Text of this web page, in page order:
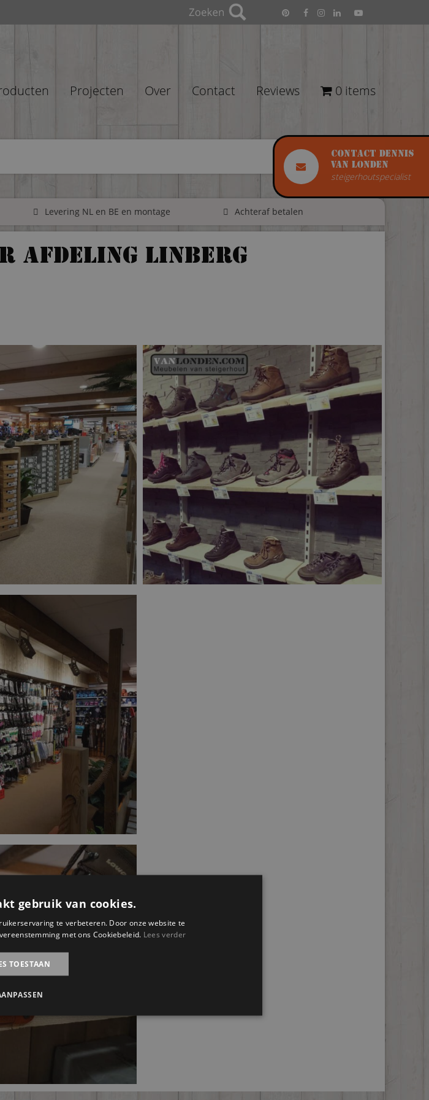
Contact Dennis
van Londen
steigerhoutspecialist
Projecten Over Contact Reviews 0 items
Levering NL en BE en montage Achteraf betalen
afdeling Linberg
gebruik van cookies.
te verbeteren. Door onze website te
met ons Cookiebeleid. Lees verder
TOESTAAN